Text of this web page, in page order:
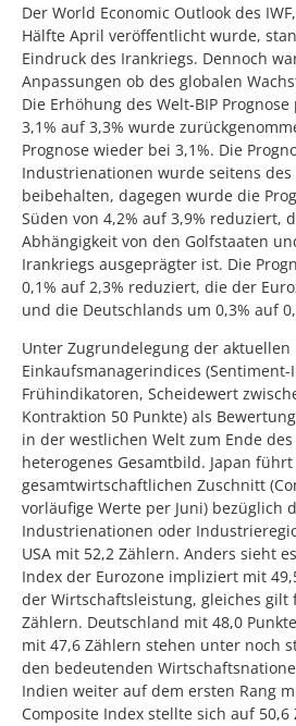
Der World Economic Outlook des
Hälfte April veröffentlicht wurde,
Eindruck des Irankriegs. Dennoch
Anpassungen ob des globalen
Die Erhöhung des Welt-BIP
3,1% auf 3,3% wurde
Prognose wieder bei 3,1%. Die
Industrienationen wurde seitens des
beibehalten, dagegen wurde die
Süden von 4,2% auf 3,9% reduziert,
Abhängigkeit von den Golfstaaten
Irankriegs ausgeprägter ist. Die
0,1% auf 2,3% reduziert, die der
und die Deutschlands um 0,3% auf
Unter Zugrundelegung der aktuellen
Einkaufsmanagerindices
Frühindikatoren, Scheidewert
Kontraktion 50 Punkte) als
in der westlichen Welt zum Ende
heterogenes Gesamtbild. Japan
gesamtwirtschaftlichen Zuschnitt
vorläufige Werte per Juni) bezüglich
Industrienationen oder
USA mit 52,2 Zählern. Anders sieht
Index der Eurozone impliziert mit
der Wirtschaftsleistung, gleiches gilt
Zählern. Deutschland mit 48,0
mit 47,6 Zählern stehen unter noch
den bedeutenden
Indien weiter auf dem ersten Rang
Composite Index stellte sich auf 50,6